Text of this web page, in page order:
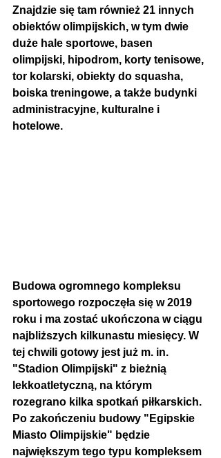
Znajdzie się tam również 21 innych
obiektów olimpijskich, w tym dwie
duże hale sportowe, basen
olimpijski, hipodrom, korty tenisowe,
tor kolarski, obiekty do squasha,
boiska treningowe, a także budynki
administracyjne, kulturalne i
hotelowe.
Budowa ogromnego kompleksu
sportowego rozpoczęła się w 2019
roku i ma zostać ukończona w ciągu
najbliższych kilkunastu miesięcy. W
tej chwili gotowy jest już m. in.
"Stadion Olimpijski" z bieżnią
lekkoatletyczną, na którym
rozegrano kilka spotkań piłkarskich.
Po zakończeniu budowy "Egipskie
Miasto Olimpijskie" będzie
największym tego typu kompleksem